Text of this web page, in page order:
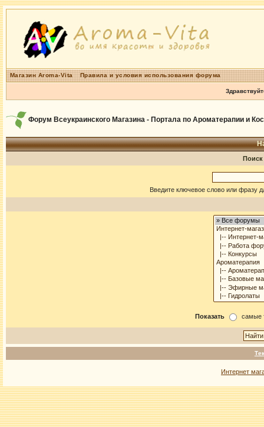
Магазин Aroma-Vita Правила и условия использования форума
Форум Всеукраинского Магазина - Портала по Ароматерапии и
Введите ключевое слово или фразу
Показать самые
Интернет